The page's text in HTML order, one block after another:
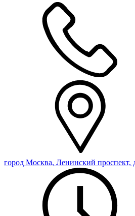
город Москва, Ленинский проспект,